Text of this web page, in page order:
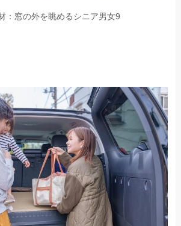
：窓の外を眺めるシニア男女9